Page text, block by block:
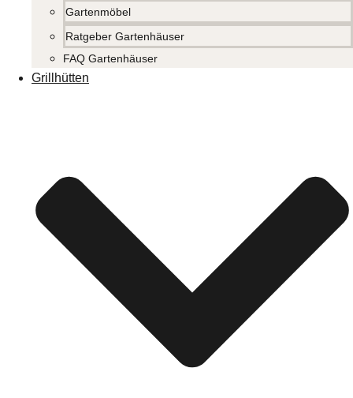
Gartenmöbel
Ratgeber Gartenhäuser
FAQ Gartenhäuser
Grillhütten